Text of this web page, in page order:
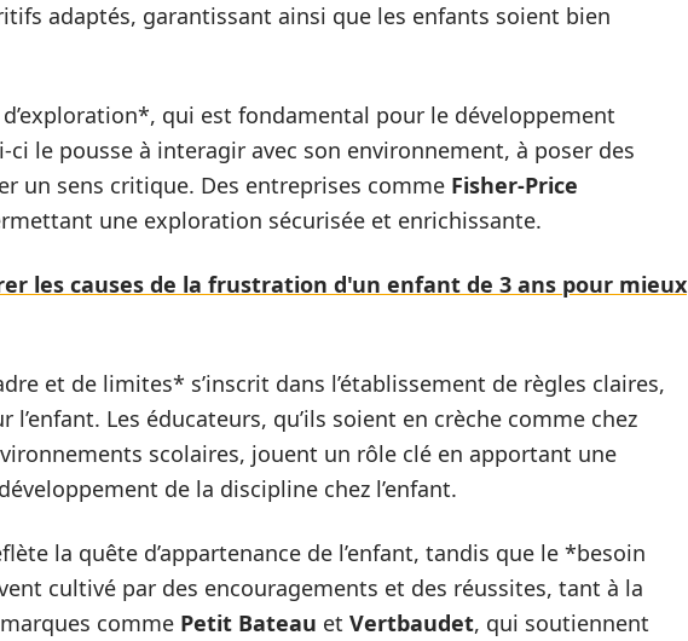
adaptés, garantissant ainsi que les enfants soient bien
qui est fondamental pour le développement
ci le pousse à interagir avec son environnement, à poser des
un sens critique. Des entreprises comme Fisher-Price
une exploration sécurisée et enrichissante.
les causes de la frustration d'un enfant de 3 ans pour mieux
et de limites* s’inscrit dans l’établissement de règles claires,
l’enfant. Les éducateurs, qu’ils soient en crèche comme chez
scolaires, jouent un rôle clé en apportant une
de la discipline chez l’enfant.
la quête d’appartenance de l’enfant, tandis que le *besoin
cultivé par des encouragements et des réussites, tant à la
marques comme Petit Bateau et Vertbaudet, qui soutiennent